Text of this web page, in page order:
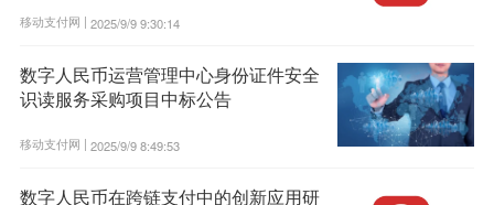
移动支付网 | 2025/9/9 9:30:14
数字人民币运营管理中心身份证件安全
识读服务采购项目中标公告
移动支付网 | 2025/9/9 8:49:53
数字人民币在跨链支付中的创新应用研